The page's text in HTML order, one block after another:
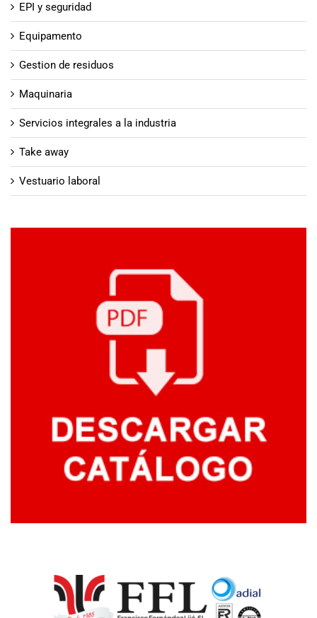
EPI y seguridad
Equipamento
Gestion de residuos
Maquinaria
Servicios integrales a la industria
Take away
Vestuario laboral